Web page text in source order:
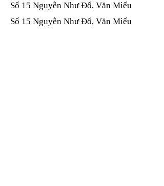
Số 15 Nguyễn Như Đổ, Văn Miếu​​​​
Số 15 Nguyễn Như Đổ, Văn Miếu​​​​